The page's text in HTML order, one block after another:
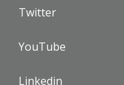
Twitter
YouTube
Linkedin